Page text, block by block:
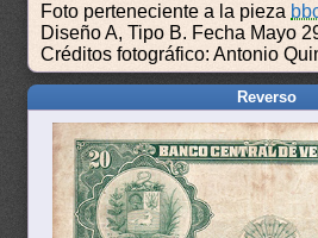
Foto perteneciente a la pieza
Diseño A, Tipo B. Fecha Mayo
Créditos fotográfico: Antonio
Reverso